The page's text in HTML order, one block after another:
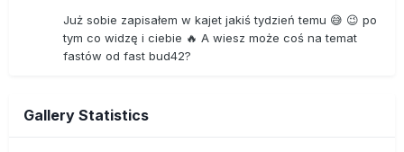
Już sobie zapisałem w kajet jakiś tydzień temu 😅 😉 po
tym co widzę i ciebie 🔥 A wiesz może coś na temat
fastów od fast bud42?
Gallery Statistics